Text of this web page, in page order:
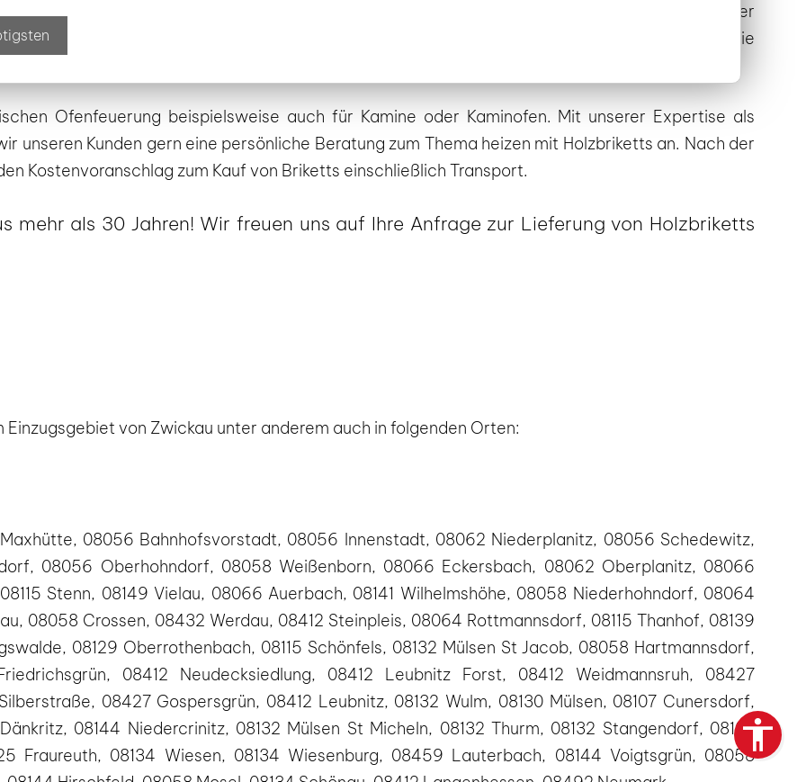
der in der Region
möchte. Als jahrelang erfahrener Dienstleister
weitere Brennstoffe in weiten Teilen Ostdeutschlands unterwegs. Gern informieren wir auch Sie
Ofenfeuerung beispielsweise auch für Kamine oder Kaminofen. Mit unserer Expertise als
unseren Kunden gern eine persönliche Beratung zum Thema heizen mit Holzbriketts an. Nach der
Kostenvoranschlag zum Kauf von Briketts einschließlich Transport.
mehr als 30 Jahren! Wir freuen uns auf Ihre Anfrage zur Lieferung von Holzbriketts
von Zwickau unter anderem auch in folgenden Orten:
08056 Bahnhofsvorstadt, 08056 Innenstadt, 08062 Niederplanitz, 08056 Schedewitz,
08056 Oberhohndorf, 08058 Weißenborn, 08066 Eckersbach, 08062 Oberplanitz, 08066
Stenn, 08149 Vielau, 08066 Auerbach, 08141 Wilhelmshöhe, 08058 Niederhohndorf, 08064
08058 Crossen, 08432 Werdau, 08412 Steinpleis, 08064 Rottmannsdorf, 08115 Thanhof, 08139
08129 Oberrothenbach, 08115 Schönfels, 08132 Mülsen St Jacob, 08058 Hartmannsdorf,
08412 Neudecksiedlung, 08412 Leubnitz Forst, 08412 Weidmannsruh, 08427
08427 Gospersgrün, 08412 Leubnitz, 08132 Wulm, 08130 Mülsen, 08107 Cunersdorf,
08144 Niedercrinitz, 08132 Mülsen St Micheln, 08132 Thurm, 08132 Stangendorf, 08132
Fraureuth, 08134 Wiesen, 08134 Wiesenburg, 08459 Lauterbach, 08144 Voigtsgrün, 08058